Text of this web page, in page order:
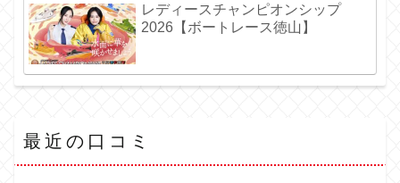
レディースチャンピオンシップ
2026【ボートレース徳山】
最近の口コミ